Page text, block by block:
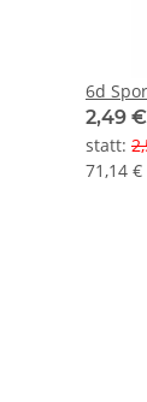
6d
2,49 €
statt:
71,14